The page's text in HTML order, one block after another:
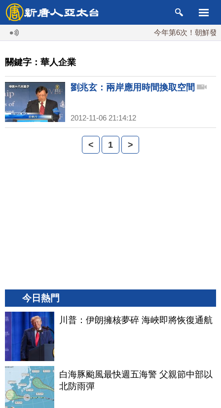
今年第6次！朝鮮發
關鍵字：華人企業
劉兆玄：兩岸應用時間換取空間
2012-11-06 21:14:12
< 1 >
今日熱門
川普：伊朗擁核夢碎 海峽即將恢復通航
白海豚颱風最快週五海警 父親節中部以
北防雨彈